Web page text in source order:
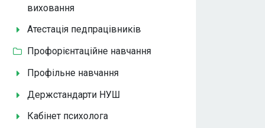
виховання
Атестація педпрацівників
Профорієнтаційне навчання
Профільне навчання
Держстандарти НУШ
Кабінет психолога